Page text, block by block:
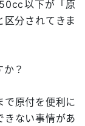
以下が「原
分されてきま
？
原付を便利に
きない事情があ